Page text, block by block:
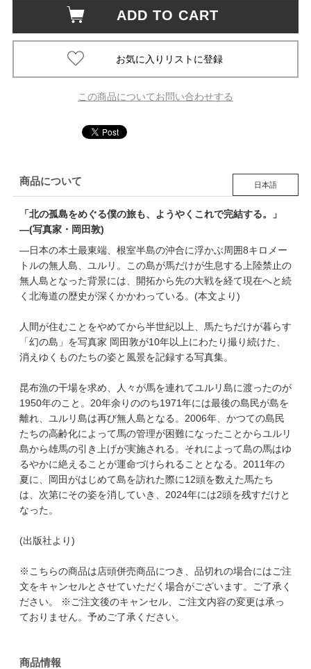
ADD TO CART
この商品についてお問い合わせする
商品について 日本語
「北の孤島をめぐる僕の旅も、ようやくこれで完結する。」
―(写真家・岡田敦)
―日本の本土最東端、根室半島の沖合に浮かぶ周囲8キロメー
トルの無人島、ユルリ。この島が馬だけが生息する上陸禁止の
無人島となった背景には、開拓から先の大戦を経て現在へと続
く北海道の歴史が深くかかわっている。(本文より)
人間が住むことをやめてから半世紀以上、馬たちだけが暮らす
「幻の島」を写真家 岡田敦が10年以上にわたり撮り続けた、
消えゆくものたちの姿と風景を記録する写真集。
昆布漁の干場を求め、人々が馬を連れてユルリ島に渡ったのが
1950年のこと。20年余りののち1971年には最後の島民が島を
離れ、ユルリ島は再び無人島となる。2006年、かつての島民
たちの高齢化によって馬の管理が困難になったことからユルリ
島から雄馬の引き上げが実施される。それによって島の馬はゆ
るやかに絶えることが運命づけられることとなる。2011年の
夏に、岡田がはじめて島を訪れた際に12頭を数えた馬たち
は、次第にその姿を消していき、2024年には2頭を残すだけと
なった。
(出版社より)
※こちらの商品は店頭併売商品につき、品切れの場合にはご注
文をキャンセルとさせていただく場合がございます。ご了承く
ださい。 ※ご注文後のキャンセル、ご注文内容の変更は承っ
ておりません。予めご了承ください。
商品情報